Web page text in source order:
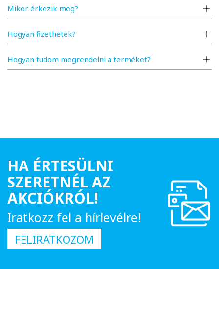
Mikor érkezik meg?
Hogyan fizethetek?
Hogyan tudom megrendelni a terméket?
HA ÉRTESÜLNI
SZERETNÉL AZ
AKCIÓKRÓL!
Iratkozz fel a hírlevélre!
FELIRATKOZOM